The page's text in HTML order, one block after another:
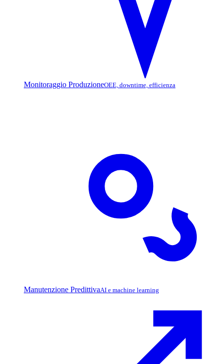
Monitoraggio ProduzioneOEE, downtime, efficienza
Manutenzione PredittivaAI e machine learning